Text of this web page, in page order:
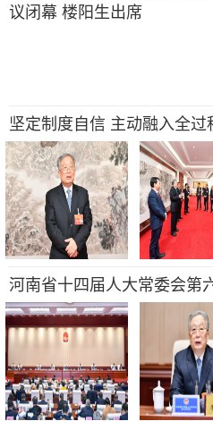
议闭幕 楼阳生出席
坚定制度自信 主动融入全过
河南省十四届人大常委会第